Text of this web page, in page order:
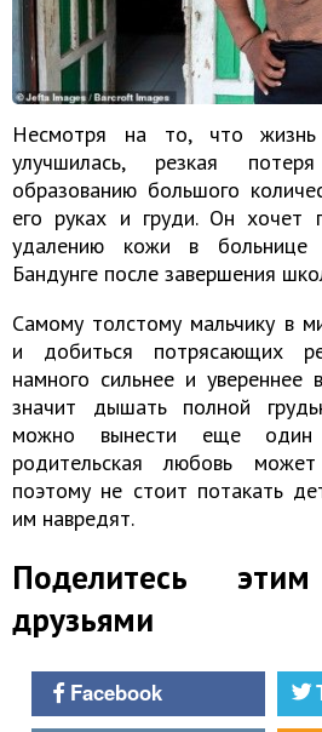
Несмотря на то, что жизнь
улучшилась, резкая
образованию большого
его руках и груди. Он хочет
удалению кожи в больнице
Бандунге после завершения
Самому толстому мальчику в
и добиться потрясающих
намного сильнее и
значит дышать полной
можно вынести еще один
родительская любовь
поэтому не стоит потакать
им навредят.
Поделитесь
друзьями
Facebook